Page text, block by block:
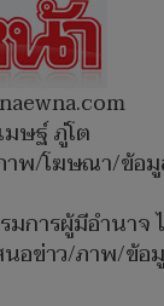
ษฐ์ ภู่โต
าพ/โฆษณา/ข้อ
มการผู้มีอำนาจ
นอข่าว/ภาพ/ข้อ